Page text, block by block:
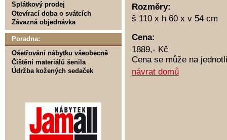
Splátkový prodej
Otevírací doba o svátcích
Závazná objednávka
Poradna:
Ošetřování nábytku všeobecně
Čištění materiálů šenila
Údržba kožených sedaček
Rozměry:
š 110 x h 60 x v 54 cm
Cena:
1889,- Kč
Cena se může na
návrat domů